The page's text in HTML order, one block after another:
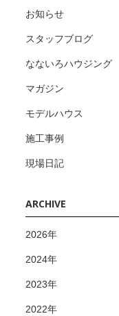
お知らせ
スタッフブログ
なないろハウジング
マガジン
モデルハウス
施工事例
現場日記
ARCHIVE
2026年
2024年
2023年
2022年